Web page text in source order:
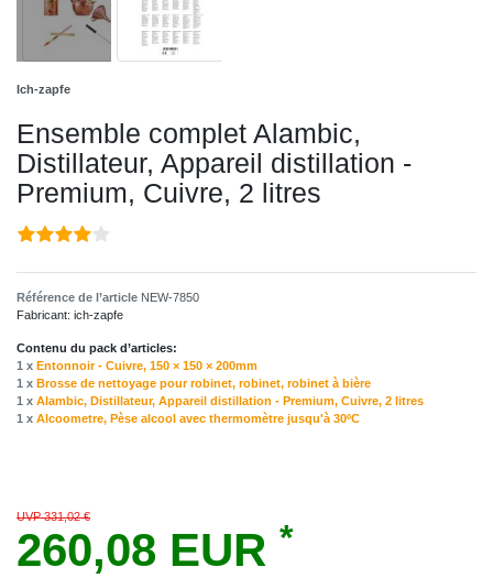
Ich-zapfe
Ensemble complet Alambic,
Distillateur, Appareil distillation -
Premium, Cuivre, 2 litres
Référence de l’article NEW-7850
Fabricant: ich-zapfe
Contenu du pack d’articles:
1 x Entonnoir - Cuivre, 150 × 150 × 200mm
1 x Brosse de nettoyage pour robinet, robinet, robinet à bière
1 x Alambic, Distillateur, Appareil distillation - Premium, Cuivre, 2 litres
1 x Alcoometre, Pèse alcool avec thermomètre jusqu'à 30ºC
UVP 331,02 €
260,08 EUR *